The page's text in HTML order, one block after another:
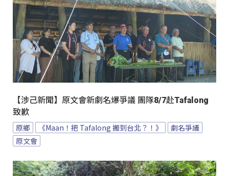
【涉己新聞】原文會新劇名爆爭議 團隊8/7赴Tafalong
致歉
原鄉 《Maan！把 Tafalong 搬到台北？！》
劇名爭議
原文會